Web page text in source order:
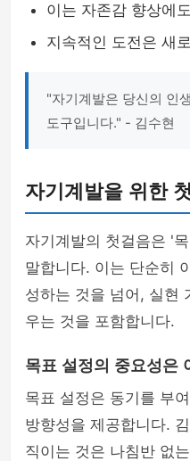
이는 자존감 향상에
지속적인 도전은 새
"자기계발은 당신의 인
도구입니다." - 김수현
자기계발을 위한
자기계발의 첫걸음은 '
말합니다. 이는 단순히
성하는 것을 넘어, 실현
우는 것을 포함합니다.
목표 설정의 중요성은
목표 설정은 동기를 부
방향성을 제공합니다.
직이는 것은 나침반 없